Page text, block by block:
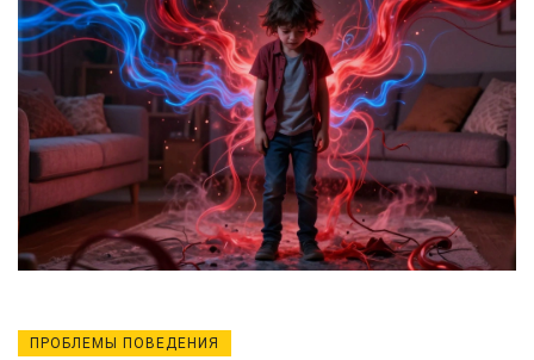
ПРОБЛЕМЫ ПОВЕДЕНИЯ